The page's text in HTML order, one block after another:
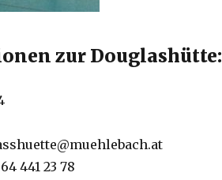
zur Douglashütte:
441 23 78